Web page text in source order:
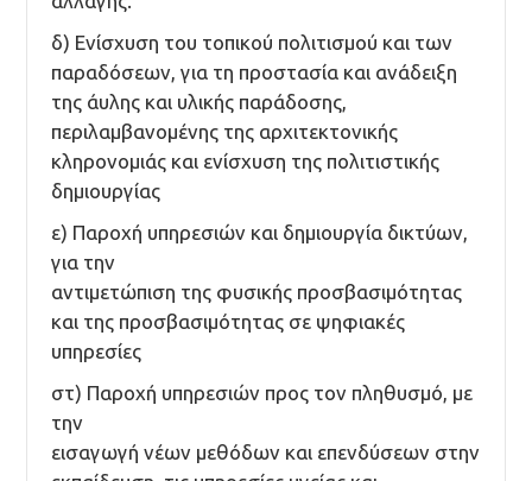
δ) Ενίσχυση του τοπικού πολιτισμού και των
παραδόσεων, για τη προστασία και ανάδειξη
της άυλης και υλικής παράδοσης,
περιλαμβανομένης της αρχιτεκτονικής
κληρονομιάς και ενίσχυση της πολιτιστικής
δημιουργίας
ε) Παροχή υπηρεσιών και δημιουργία δικτύων,
για την
αντιμετώπιση της φυσικής προσβασιμότητας
και της προσβασιμότητας σε ψηφιακές
υπηρεσίες
στ) Παροχή υπηρεσιών προς τον πληθυσμό, με
την
εισαγωγή νέων μεθόδων και επενδύσεων στην